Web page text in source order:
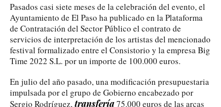
Pasados casi siete meses de la celebración del evento, el
Ayuntamiento de El Paso ha publicado en la Plataforma
de Contratación del Sector Público el contrato de
servicios de interpretación de los artistas del mencionado
festival formalizado entre el Consistorio y la empresa Big
Time 2022 S.L. por un importe de 100.000 euros.
En julio del año pasado, una modificación presupuestaria
impulsada por el grupo de Gobierno encabezado por
Sergio Rodríguez, transfería75.000 euros de las arcas